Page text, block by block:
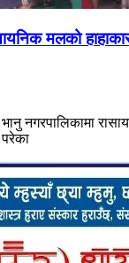
मलको
नगरपालिकामा
परेका